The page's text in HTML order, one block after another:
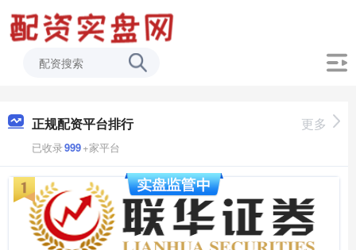
正规配资平台排行
已收录999+家平台
更多